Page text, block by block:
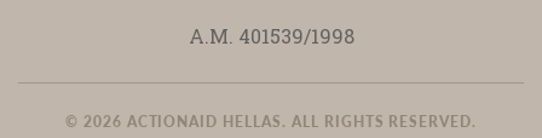
Α.Μ. 401539/1998
© 2026 ACTIONAID HELLAS. ALL RIGHTS RESERVED.